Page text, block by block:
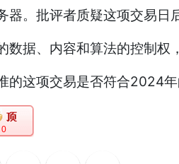
。批评者质疑这项交易日
据、内容和算法的控制权
这项交易是否符合2024年
0